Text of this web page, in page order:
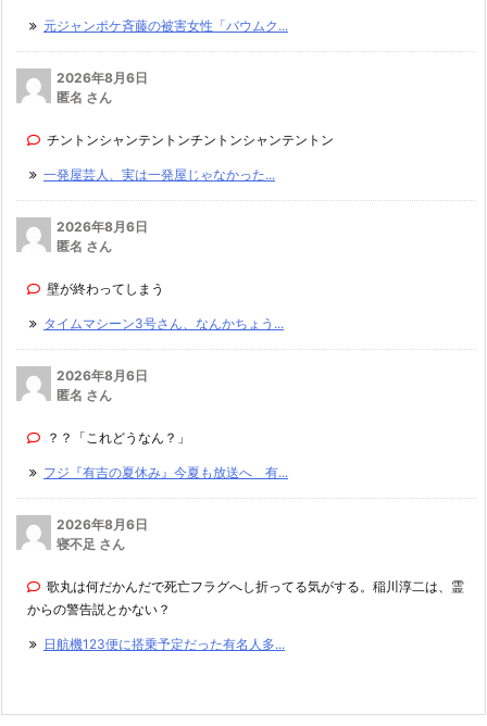
元ジャンポケ斉藤の被害女性「バウムク...
2026年8月6日
匿名 さん
チントンシャンテントンチントンシャンテントン
一発屋芸人、実は一発屋じゃなかった...
2026年8月6日
匿名 さん
壁が終わってしまう
タイムマシーン3号さん、なんかちょう...
2026年8月6日
匿名 さん
？？「これどうなん？」
フジ『有吉の夏休み』今夏も放送へ 有...
2026年8月6日
寝不足 さん
歌丸は何だかんだで死亡フラグへし折ってる気がする。稲川淳二は、霊
からの警告説とかない？
日航機123便に搭乗予定だった有名人多...